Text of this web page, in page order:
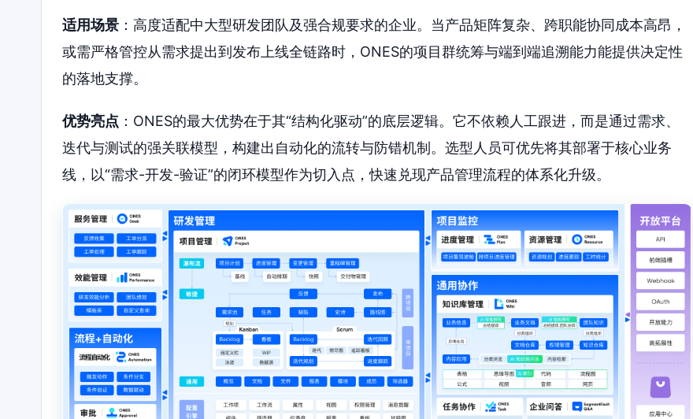
适用场景 ：高度适配中大型研发团队及强合规要求的企业。当产品矩阵复杂、跨职能协同成本高昂，
或需严格管控从需求提出到发布上线全链路时，ONES的项目群统筹与端到端追溯能力能提供决定性
的落地支撑。
优势亮点 ：ONES的最大优势在于其“结构化驱动”的底层逻辑。它不依赖人工跟进，而是通过需求、
迭代与测试的强关联模型，构建出自动化的流转与防错机制。选型人员可优先将其部署于核心业务
线，以“需求-开发-验证”的闭环模型作为切入点，快速兑现产品管理流程的体系化升级。